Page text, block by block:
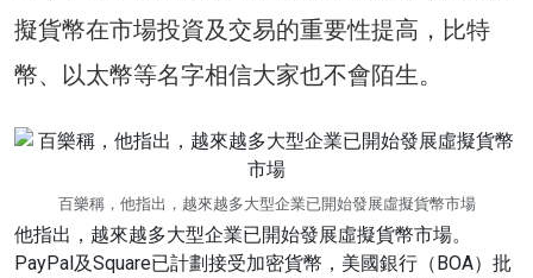
擬貨幣在市場投資及交易的重要性提高，比特
幣、以太幣等名字相信大家也不會陌生。
百樂稱，他指出，越來越多大型企業已開始發展虛擬貨幣市場
他指出，越來越多大型企業已開始發展虛擬貨幣市場。
PayPal及Square已計劃接受加密貨幣，美國銀行（BOA）批